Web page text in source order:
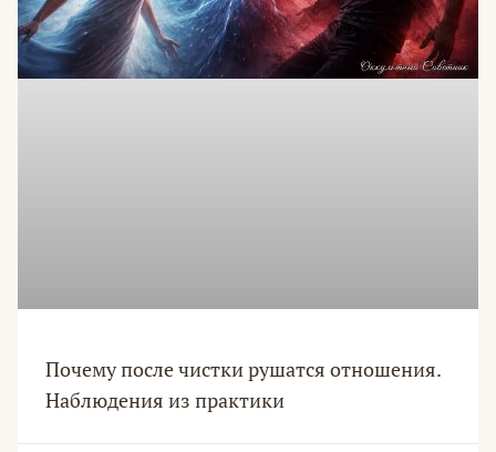
Почему после чистки рушатся отношения.
Наблюдения из практики